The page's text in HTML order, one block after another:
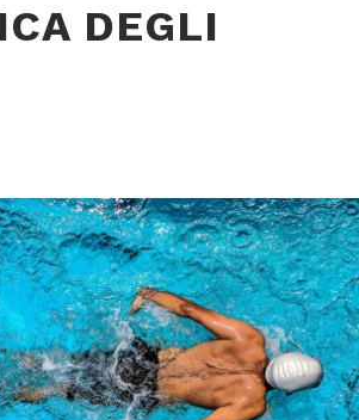
DEGLI